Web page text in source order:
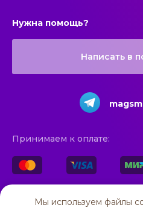
Нужна помощь?
Написать в
Принимаем к оплате:
Мы используем файлы